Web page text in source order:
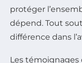
protéger
dépend. Tout
différence dans
Les